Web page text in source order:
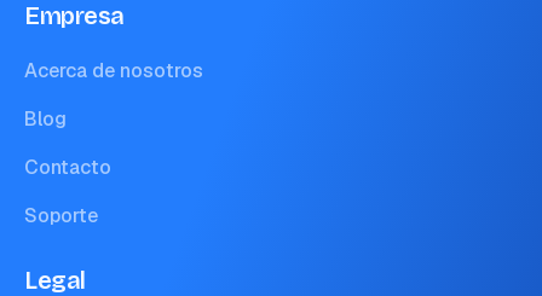
Empresa
Acerca de nosotros
Blog
Contacto
Soporte
Legal